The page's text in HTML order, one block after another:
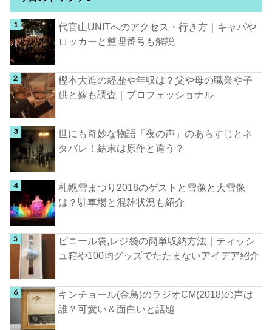
代官山UNITへのアクセス・行き方｜キャパや
ロッカーと整理番号も解説
樫本大進の経歴や年収は？父や母の職業や子
供と嫁も調査｜プロフェッショナル
世にも奇妙な物語「夜の声」のあらすじとネ
タバレ！結末は原作と違う？
札幌雪まつり2018のゲストと雪像と大雪像
は？駐車場と混雑状況も紹介
ビニール袋,レジ袋の簡単収納方法｜ティッシ
ュ箱や100均グッズでたたまないアイデア紹介
キンチョール(金鳥)のラジオCM(2018)の声は
誰？可愛い＆面白いと話題